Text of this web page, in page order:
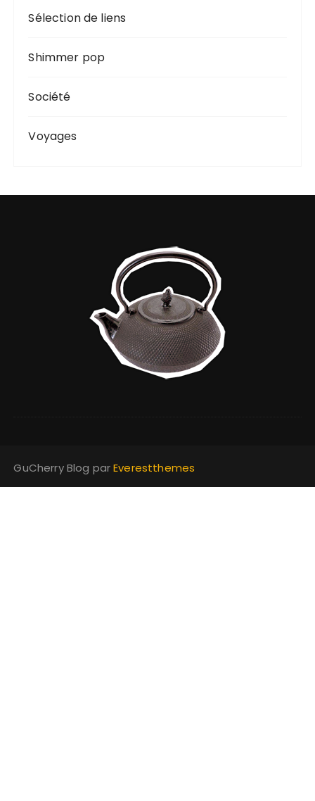
Sélection de liens
Shimmer pop
Société
Voyages
GuCherry Blog parEverestthemes